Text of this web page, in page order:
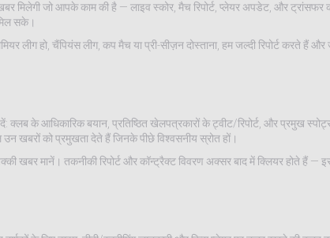
जो आपके काम की है — लाइव स्कोर, मैच रिपोर्ट, प्लेयर अपडेट, और ट्रांसफर
सके।
लीग हो, चैंपियंस लीग, कप मैच या प्री-सीज़न दोस्ताना, हम जल्दी रिपोर्ट करते हैं
के आधिकारिक बयान, प्रतिष्ठित खेलपत्रकारों के ट्वीट/रिपोर्ट, और प्रमुख
खबरों को प्रमुखता देते हैं जिनके पीछे विश्वसनीय स्रोत हों।
खबर मानें। तकनीकी रिपोर्ट और कॉन्ट्रैक्ट विवरण अक्सर बाद में क्लियर होते हैं —